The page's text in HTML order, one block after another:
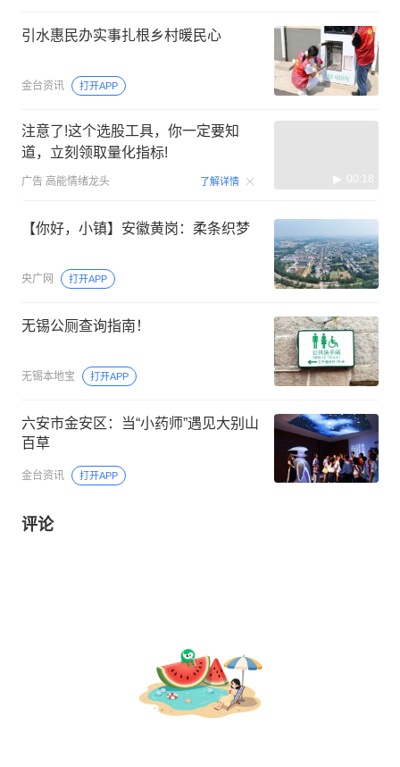
引水惠民办实事扎根乡村暖民心
金台资讯 打开APP
注意了!这个选股工具，你一定要知
道，立刻领取量化指标!
广告 高能情绪龙头 了解详情 00:18
【你好，小镇】安徽黄岗：柔条织梦
央广网 打开APP
无锡公厕查询指南！
无锡本地宝 打开APP
六安市金安区：当“小药师”遇见大别山
百草
金台资讯 打开APP
评论